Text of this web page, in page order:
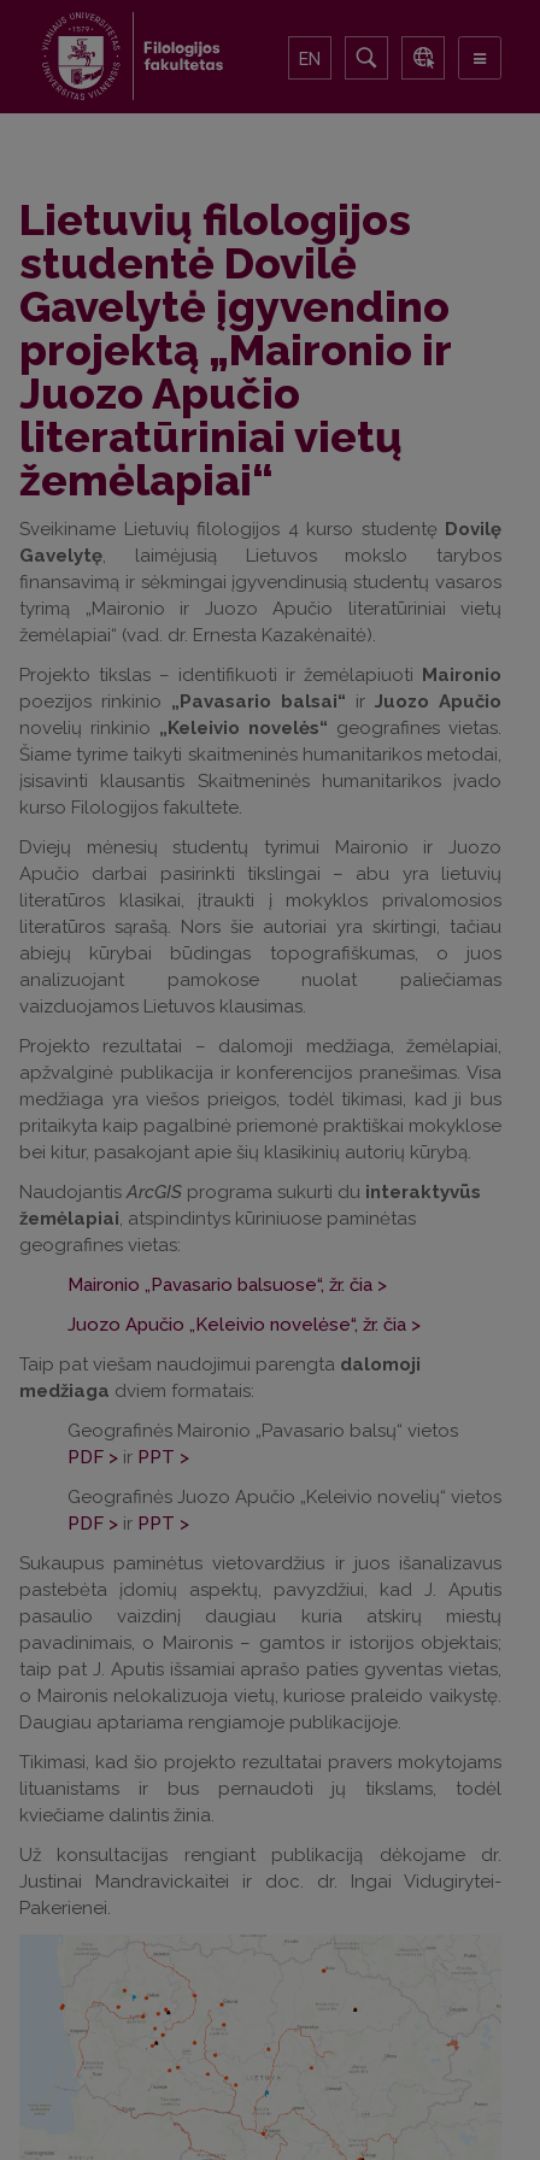
EN
Lietuvių filologijos
studentė Dovilė
Gavelytė įgyvendino
projektą „Maironio ir
Juozo Apučio
literatūriniai vietų
žemėlapiai“
Sveikiname Lietuvių filologijos 4 kurso studentę Dovilę
Gavelytę, laimėjusią Lietuvos mokslo tarybos
finansavimą ir sėkmingai įgyvendinusią studentų vasaros
tyrimą „Maironio ir Juozo Apučio literatūriniai vietų
žemėlapiai“ (vad. dr. Ernesta Kazakėnaitė).
Projekto tikslas – identifikuoti ir žemėlapiuoti Maironio
poezijos rinkinio „Pavasario balsai“ ir Juozo Apučio
novelių rinkinio „Keleivio novelės“ geografines vietas.
Šiame tyrime taikyti skaitmeninės humanitarikos metodai,
įsisavinti klausantis Skaitmeninės humanitarikos įvado
kurso Filologijos fakultete.
Dviejų mėnesių studentų tyrimui Maironio ir Juozo
Apučio darbai pasirinkti tikslingai – abu yra lietuvių
literatūros klasikai, įtraukti į mokyklos privalomosios
literatūros sąrašą. Nors šie autoriai yra skirtingi, tačiau
abiejų kūrybai būdingas topografiškumas, o juos
analizuojant pamokose nuolat paliečiamas
vaizduojamos Lietuvos klausimas.
Projekto rezultatai – dalomoji medžiaga, žemėlapiai,
apžvalginė publikacija ir konferencijos pranešimas. Visa
medžiaga yra viešos prieigos, todėl tikimasi, kad ji bus
pritaikyta kaip pagalbinė priemonė praktiškai mokyklose
bei kitur, pasakojant apie šių klasikinių autorių kūrybą.
NaudojantisArcGIS programa sukurti du interaktyvūs
žemėlapiai, atspindintys kūriniuose paminėtas
geografines vietas:
Maironio „Pavasario balsuose“, žr. čia >
Juozo Apučio „Keleivio novelėse“, žr. čia >
Taip pat viešam naudojimui parengta dalomoji
medžiaga dviem formatais:
Geografinės Maironio „Pavasario balsų“ vietos
PDF > ir PPT >
Geografinės Juozo Apučio „Keleivio novelių“ vietos
PDF > ir PPT >
Sukaupus paminėtus vietovardžius ir juos išanalizavus
pastebėta įdomių aspektų, pavyzdžiui, kad J. Aputis
pasaulio vaizdinį daugiau kuria atskirų miestų
pavadinimais, o Maironis – gamtos ir istorijos objektais;
taip pat J. Aputis išsamiai aprašo paties gyventas vietas,
o Maironis nelokalizuoja vietų, kuriose praleido vaikystę.
Daugiau aptariama rengiamoje publikacijoje.
Tikimasi, kad šio projekto rezultatai pravers mokytojams
lituanistams ir bus pernaudoti jų tikslams, todėl
kviečiame dalintis žinia.
Už konsultacijas rengiant publikaciją dėkojame dr.
Justinai Mandravickaitei ir doc. dr. Ingai Vidugirytei-
Pakerienei.